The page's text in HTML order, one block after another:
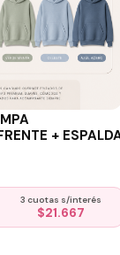
+
3 cuotas s/interés
$21.667